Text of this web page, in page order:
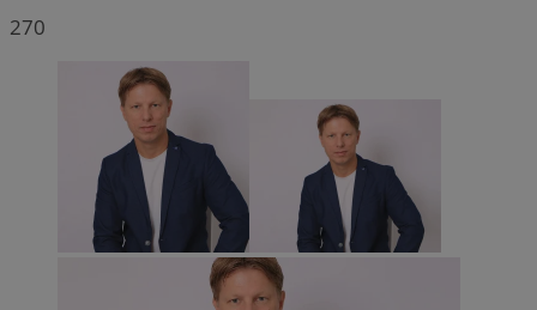
270